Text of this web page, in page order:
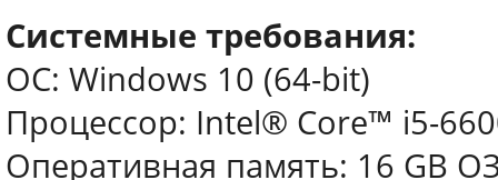
Системные требования:
ОС: Windows 10 (64-bit)
Процессор: Intel® Core™ i5-
Оперативная память: 16 GB